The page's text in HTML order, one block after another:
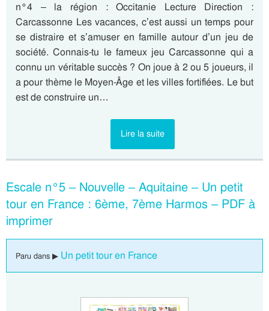
n°4 – la région : Occitanie Lecture Direction :
Carcassonne Les vacances, c’est aussi un temps pour
se distraire et s’amuser en famille autour d’un jeu de
société. Connais-tu le fameux jeu Carcassonne qui a
connu un véritable succès ? On joue à 2 ou 5 joueurs, il
a pour thème le Moyen-Âge et les villes fortifiées. Le but
est de construire un…
Lire la suite
Escale n°5 – Nouvelle – Aquitaine – Un petit
tour en France : 6ème, 7ème Harmos – PDF à
imprimer
Paru dans ▶ Un petit tour en France